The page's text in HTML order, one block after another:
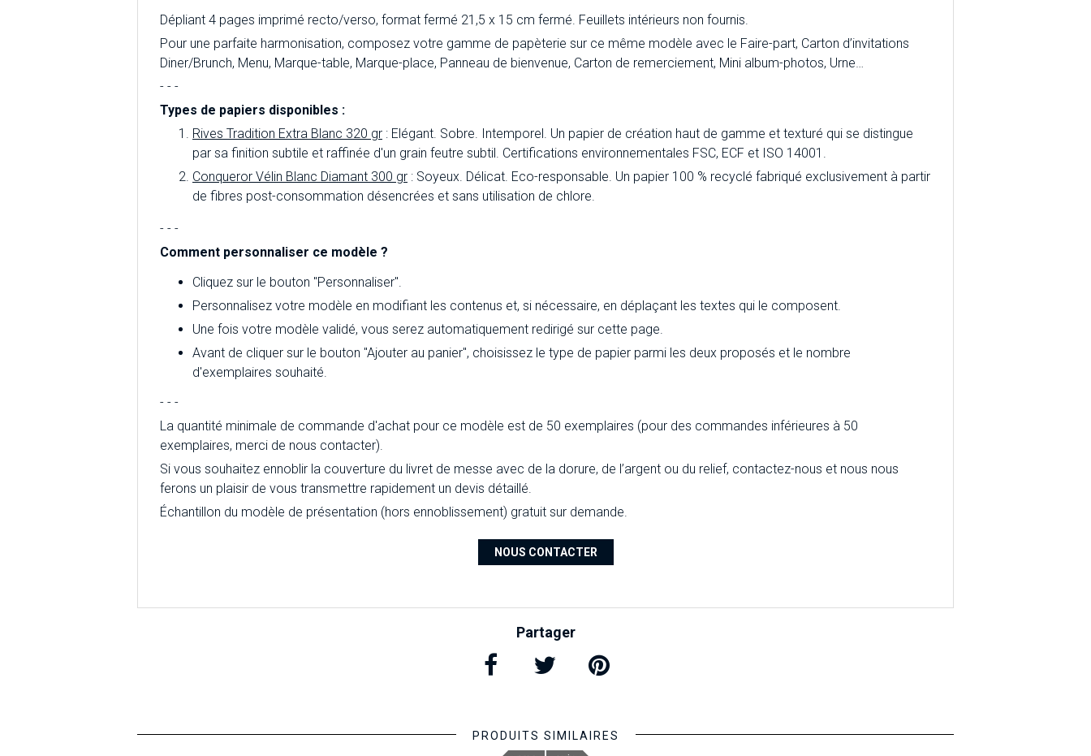
Dépliant 4 pages imprimé recto/verso, format fermé 21,5 x 15 cm fermé. Feuillets intérieurs non fournis.
Pour une parfaite harmonisation, composez votre gamme de papèterie sur ce même modèle avec le Faire-part, Carton d’invitations
Diner/Brunch, Menu, Marque-table, Marque-place, Panneau de bienvenue, Carton de remerciement, Mini album-photos, Urne…
- - -
Types de papiers disponibles :
Rives Tradition Extra Blanc 320 gr : Elégant. Sobre. Intemporel. Un papier de création haut de gamme et texturé qui se distingue
par sa finition subtile et raffinée d'un grain feutre subtil. Certifications environnementales FSC, ECF et ISO 14001.
Conqueror Vélin Blanc Diamant 300 gr : Soyeux. Délicat. Eco-responsable. Un papier 100 % recyclé fabriqué exclusivement à partir
de fibres post-consommation désencrées et sans utilisation de chlore.
- - -
Comment personnaliser ce modèle ?
Cliquez sur le bouton "Personnaliser".
Personnalisez votre modèle en modifiant les contenus et, si nécessaire, en déplaçant les textes qui le composent.
Une fois votre modèle validé, vous serez automatiquement redirigé sur cette page.
Avant de cliquer sur le bouton "Ajouter au panier", choisissez le type de papier parmi les deux proposés et le nombre
d'exemplaires souhaité.
- - -
La quantité minimale de commande d'achat pour ce modèle est de 50 exemplaires (pour des commandes inférieures à 50
exemplaires, merci de nous contacter).
Si vous souhaitez ennoblir la couverture du livret de messe avec de la dorure, de l’argent ou du relief, contactez-nous et nous nous
ferons un plaisir de vous transmettre rapidement un devis détaillé.
Échantillon du modèle de présentation (hors ennoblissement) gratuit sur demande.
NOUS CONTACTER
Partager
PRODUITS SIMILAIRES